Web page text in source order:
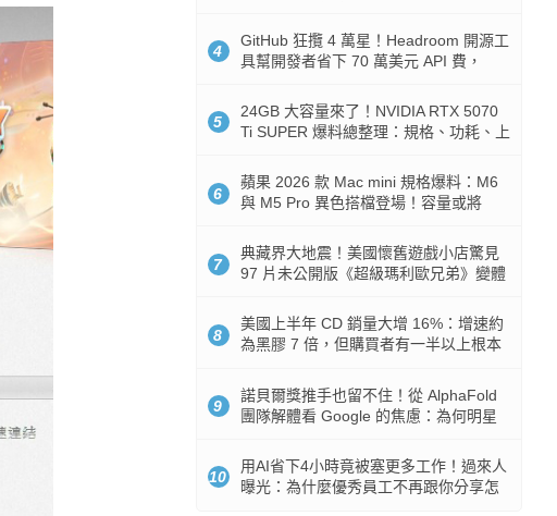
4
GitHub 狂攬 4 萬星！Headroom 開源工
具幫開發者省下 70 萬美元 API 費，
5
24GB 大容量來了！NVIDIA RTX 5070
Ti SUPER 爆料總整理：規格、功耗、上
6
蘋果 2026 款 Mac mini 規格爆料：M6
與 M5 Pro 異色搭檔登場！容量或將
7
典藏界大地震！美國懷舊遊戲小店驚見
97 片未公開版《超級瑪利歐兄弟》變體
8
美國上半年 CD 銷量大增 16%：增速約
為黑膠 7 倍，但購買者有一半以上根本
9
諾貝爾獎推手也留不住！從 AlphaFold
團隊解體看 Google 的焦慮：為何明星
10
用AI省下4小時竟被塞更多工作！過來人
曝光：為什麼優秀員工不再跟你分享怎